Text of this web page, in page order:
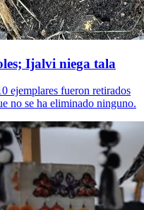
Ijalvi niega tala
ejemplares fueron retirados
no se ha eliminado ninguno.